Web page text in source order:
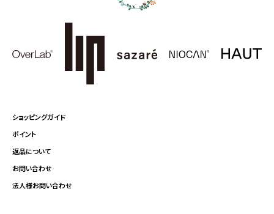
ショッピングガイド
ポイント
返品について
お問い合わせ
法人様お問い合わせ